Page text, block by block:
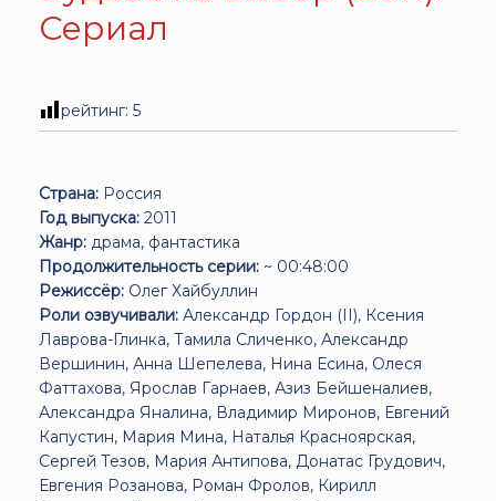
Сериал
рейтинг: 5
Страна: Россия
Год выпуска: 2011
Жанр: драма, фантастика
Продолжительность серии: ~ 00:48:00
Режиссёр: Олег Хайбуллин
Роли озвучивали: Александр Гордон (II), Ксения
Лаврова-Глинка, Тамила Сличенко, Александр
Вершинин, Анна Шепелева, Нина Есина, Олеся
Фаттахова, Ярослав Гарнаев, Азиз Бейшеналиев,
Александра Яналина, Владимир Миронов, Евгений
Капустин, Мария Мина, Наталья Красноярская,
Сергей Тезов, Мария Антипова, Донатас Грудович,
Евгения Розанова, Роман Фролов, Кирилл